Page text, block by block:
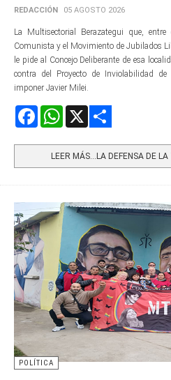
REDACCIÓN 05 AGOSTO 2026
La Multisectorial Berazategui que,
Comunista y el Movimiento de Jubilados
le pide al Concejo Deliberante de esa
contra del Proyecto de Inviolabilidad
imponer Javier Milei.
FacebookWhatsApp
LEER MÁS…LA DEFENSA DE
POLÍTICA